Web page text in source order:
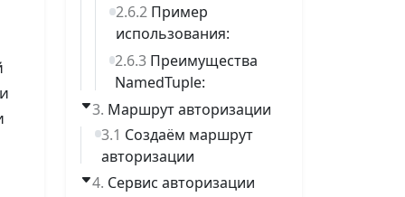
Пример
использования:
Преимущества
NamedTuple:
Маршрут авторизации
Создаём маршрут
авторизации
Сервис авторизации